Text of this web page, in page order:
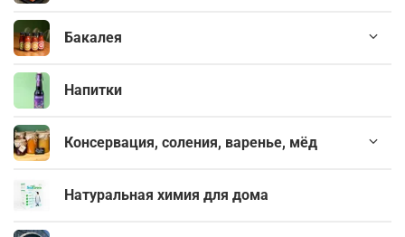
Бакалея
Напитки
Консервация, соления, варенье, мёд
Натуральная химия для дома